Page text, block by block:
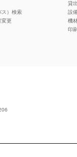
ス）検索
変更
貸
設
機
印